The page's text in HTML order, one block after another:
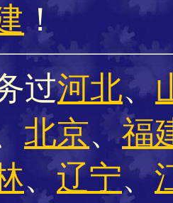
！
过河北、
北京、福
、辽宁、